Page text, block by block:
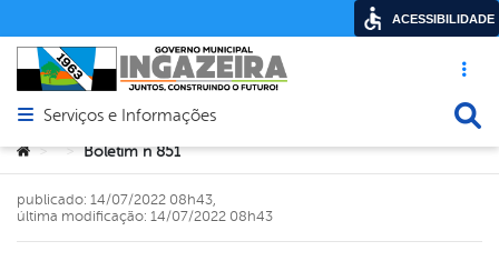
Acesso
Abrir menu principal de navegação
Serviços e Informações
Você está aqui:
> > Boletim n 851
publicado: 14/07/2022 08h43,
última modificação: 14/07/2022 08h43
ACESSIBILIDADE